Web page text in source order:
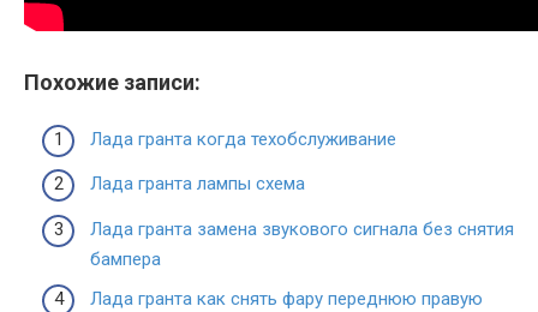
Похожие записи:
Лада гранта когда техобслуживание
Лада гранта лампы схема
Лада гранта замена звукового сигнала без снятия
бампера
Лада гранта как снять фару переднюю правую